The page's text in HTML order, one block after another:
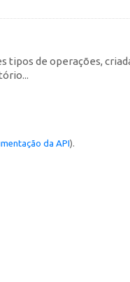
de operações,
da API).